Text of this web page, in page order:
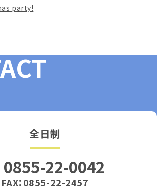
party!
全日制
0855-22-0042
FAX：0855-22-2457